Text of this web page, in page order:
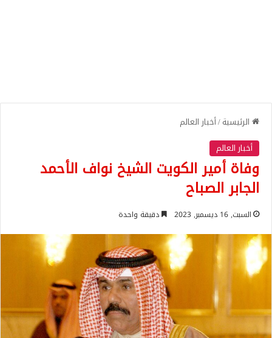
الرئيسية/أخبار العالم
أخبار العالم
وفاة أمير الكويت الشيخ نواف الأحمد
الجابر الصباح
السبت, 16 ديسمبر, 2023 دقيقة واحدة